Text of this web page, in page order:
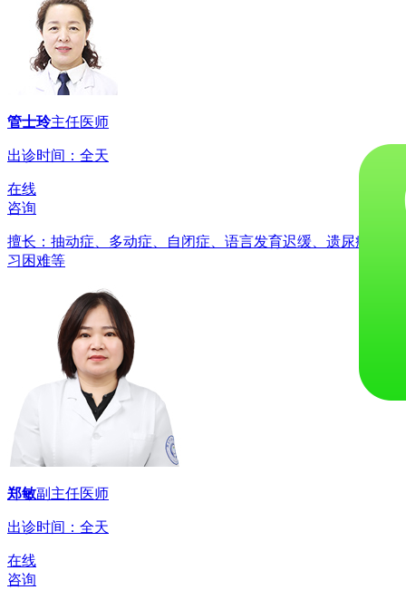
管士玲主任医师
出诊时间：全天
在线
咨询
擅长：抽动症、多动症、自闭症、语言发育迟缓、遗尿症、学
习困难等
郑敏副主任医师
出诊时间：全天
在线
咨询